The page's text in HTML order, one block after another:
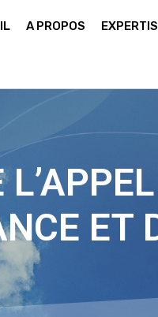
A PROPOS
ET